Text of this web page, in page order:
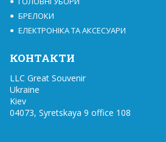
БРЕЛОКИ
ЕЛЕКТРОНІКА ТА АКСЕСУАРИ
КОНТАКТИ
LLC Great Souvenir
Ukraine
Kiev
04073, Syretskaya 9 office 108